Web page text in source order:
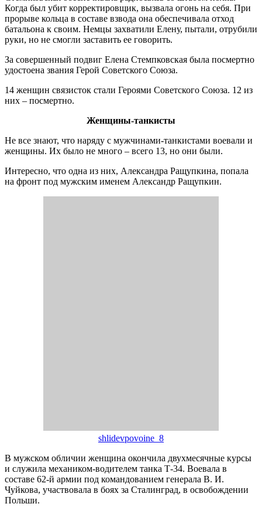
Когда был убит корректировщик, вызвала огонь на себя. При
прорыве кольца в составе взвода она обеспечивала отход
батальона к своим. Немцы захватили Елену, пытали, отрубили
руки, но не смогли заставить ее говорить.
За совершенный подвиг Елена Стемпковская была посмертно
удостоена звания Герой Советского Союза.
14 женщин связисток стали Героями Советского Союза. 12 из
них – посмертно.
Женщины-танкисты
Не все знают, что наряду с мужчинами-танкистами воевали и
женщины. Их было не много – всего 13, но они были.
Интересно, что одна из них, Александра Ращупкина, попала
на фронт под мужским именем Александр Ращупкин.
shlidevpovoine_8
В мужском обличии женщина окончила двухмесячные курсы
и служила механиком-водителем танка Т-34. Воевала в
составе 62-й армии под командованием генерала В. И.
Чуйкова, участвовала в боях за Сталинград, в освобождении
Польши.